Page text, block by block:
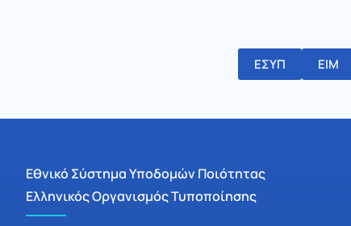
ΕΣΥΠ ΕΙΜ
Εθνικό Σύστημα Υποδομών Ποιότητας
Ελληνικός Οργανισμός Τυποποίησης